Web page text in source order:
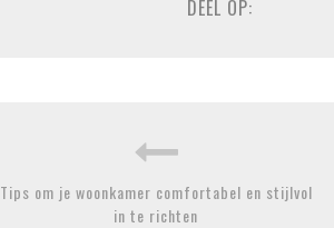
DEEL OP:
Tips om je woonkamer comfortabel en stijlvol
in te richten